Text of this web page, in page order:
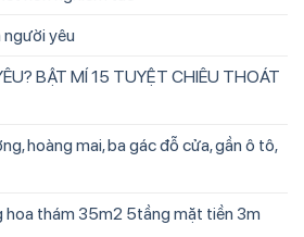
yêu
BẬT MÍ 15 TUYỆT CHIÊU THOÁT
hoàng mai, ba gác đỗ cửa, gần ô tô,
hoa thám 35m2 5tầng mặt tiền 3m